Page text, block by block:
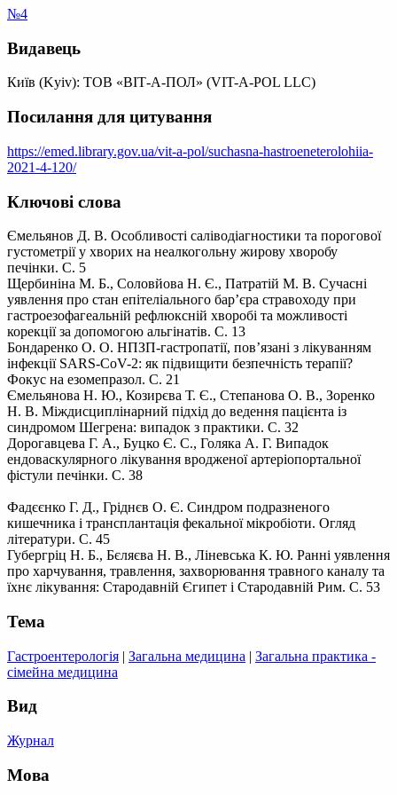
№4
Видавець
Київ (Kyiv): ТОВ «ВІТ-А-ПОЛ» (VIT-A-POL LLC)
Посилання для цитування
https://emed.library.gov.ua/vit-a-pol/suchasna-hastroeneterolohiia-
2021-4-120/
Ключові слова
Ємельянов Д. В. Особливості саліводіагностики та порогової
густометрії у хворих на неалкогольну жирову хворобу
печінки. С. 5
Щербиніна М. Б., Соловйова Н. Є., Патратій М. В. Сучасні
уявлення про стан епітеліального бар’єра стравоходу при
гастроезофагеальній рефлюксній хворобі та можливості
корекції за допомогою альгінатів. С. 13
Бондаренко О. О. НПЗП-гастропатії, пов’язані з лікуванням
інфекції SARS-CoV-2: як підвищити безпечність терапії?
Фокус на езомепразол. С. 21
Ємельянова Н. Ю., Козирєва Т. Є., Степанова О. В., Зоренко
Н. В. Міждисциплінарний підхід до ведення пацієнта із
синдромом Шегрена: випадок з практики. С. 32
Дорогавцева Г. А., Буцко Є. С., Голяка А. Г. Випадок
ендоваскулярного лікування вродженої артеріопортальної
фістули печінки. С. 38
Фадєєнко Г. Д., Гріднєв О. Є. Синдром подразненого
кишечника і трансплантація фекальної мікробіоти. Огляд
літератури. С. 45
Губергріц Н. Б., Бєляєва Н. В., Ліневська К. Ю. Ранні уявлення
про харчування, травлення, захворювання травного каналу та
їхнє лікування: Стародавній Єгипет і Стародавній Рим. С. 53
Тема
Гастроентерологія | Загальна медицина | Загальна практика -
сімейна медицина
Вид
Журнал
Мова